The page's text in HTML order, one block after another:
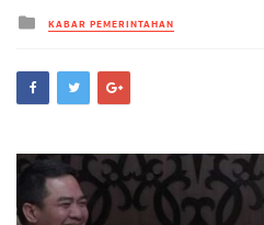
Kategori
KABAR PEMERINTAHAN